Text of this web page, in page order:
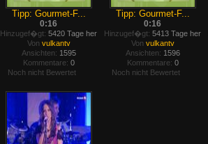
Tipp: Gourmet-F...
0:16
Hinzugef�gt: 5420 Tage her
Von vulkantv
Ansichten: 1595
Kommentare: 0
Noch nicht Bewertet
Tipp: Gourmet-F...
0:16
Hinzugef�gt: 5413 Tage her
Von vulkantv
Ansichten: 1596
Kommentare: 0
Noch nicht Bewertet